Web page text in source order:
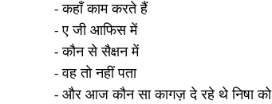
- कहॉं काम करते हैं
- ए जी आफिस में
- कौन से सैक्षन में
- वह तो नहीं पता
- और आज कौन सा कागज़ दे रहे थे निषा को